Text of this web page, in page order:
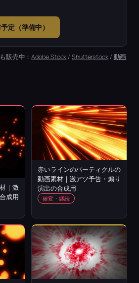
定（準備中）
販売中：Adobe Stock /Shutterstock/ 動画
｜激
成用
赤いラインのパーティクルの
動画素材｜激アツ予告・煽り
演出の合成用
確変・継続